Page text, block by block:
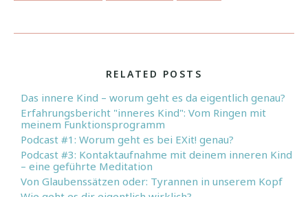
RELATED POSTS
Das innere Kind – worum geht es da eigentlich genau?
Erfahrungsbericht "inneres Kind": Vom Ringen mit
meinem Funktionsprogramm
Podcast #1: Worum geht es bei EXit! genau?
Podcast #3: Kontaktaufnahme mit deinem inneren Kind
– eine geführte Meditation
Von Glaubenssätzen oder: Tyrannen in unserem Kopf